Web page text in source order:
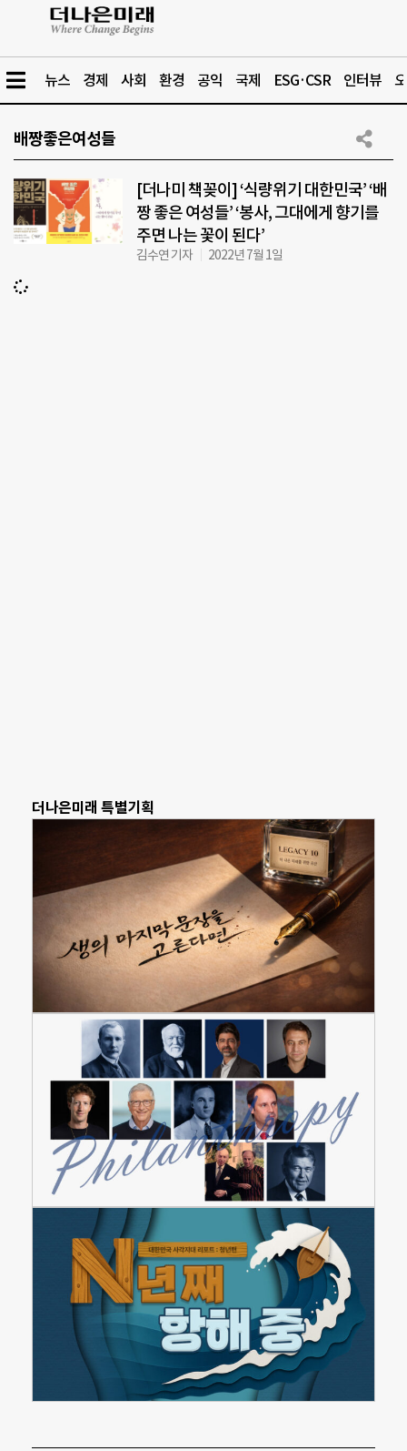
뉴스 경제 사회 환경 공익 국제 ESG·CSR 인터뷰
배짱좋은여성들
[더나미 책꽂이] ‘식량위기 대한민국’ ‘배
짱 좋은 여성들’ ‘봉사, 그대에게 향기를
주면 나는 꽃이 된다’
김수연 기자 2022년 7월 1일
더나은미래 특별기획